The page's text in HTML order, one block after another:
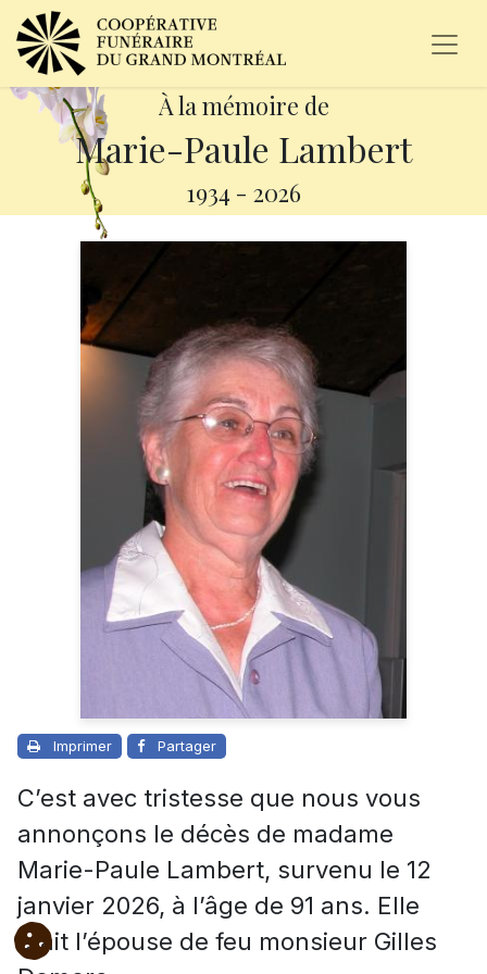
À la mémoire de
Marie-Paule Lambert
1934 - 2026
Imprimer Partager
C’est avec tristesse que nous vous
annonçons le décès de madame
Marie-Paule Lambert, survenu le 12
janvier 2026, à l’âge de 91 ans. Elle
était l’épouse de feu monsieur Gilles